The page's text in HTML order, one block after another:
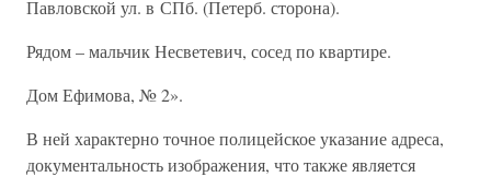
Павловской ул. в СПб. (Петерб. сторона).
Рядом – мальчик Несветевич, сосед по квартире.
Дом Ефимова, № 2».
В ней характерно точное полицейское указание адреса,
документальность изображения, что также является